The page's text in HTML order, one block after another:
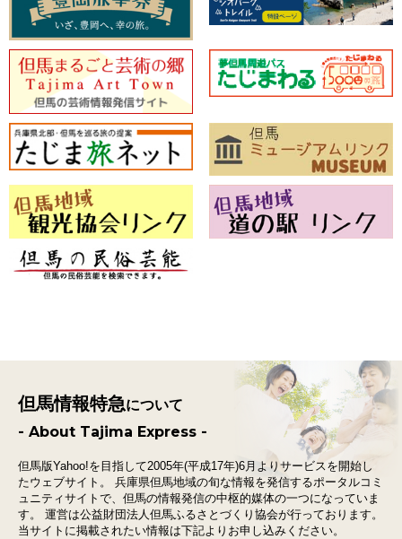
但馬情報特急について
- About Tajima Express -
但馬版Yahoo!を目指して2005年(平成17年)6月よりサービスを開始し
たウェブサイト。
兵庫県但馬地域の旬な情報を発信するポータルコミ
ュニティサイトで、 但馬の情報発信の中枢的媒体の一つになっていま
す。
運営は公益財団法人但馬ふるさとづくり協会が行っております。
当サイトに掲載されたい情報は下記よりお申し込みください。